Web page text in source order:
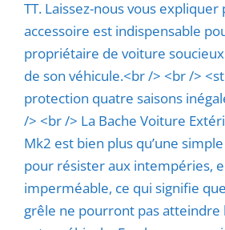
TT. Laissez-nous vous
accessoire est indispensable
propriétaire de voiture
de son véhicule.<br /> <br />
protection quatre saisons
/> <br /> La Bache Voiture
Mk2 est bien plus qu’une
pour résister aux intempéries,
imperméable, ce qui signifie
grêle ne pourront pas atteindre